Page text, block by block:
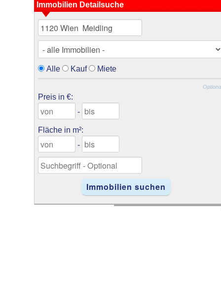
Immobilien Detailsuche
Alle Kauf Miete
Preis in €:
-
Fläche in m²:
-